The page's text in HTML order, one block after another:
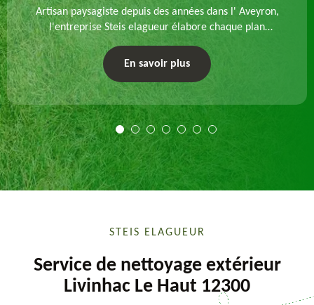
Artisan paysagiste depuis des années dans l' Aveyron,
l'entreprise Steis elagueur élabore chaque plan
d'aménagement paysager et exécute les travaux
afférents. Devis gratuit et sur mesure.
En savoir plus
STEIS ELAGUEUR
Service de nettoyage extérieur
Livinhac Le Haut 12300